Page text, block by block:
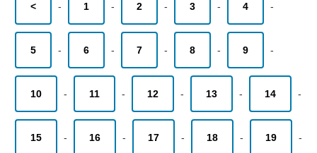
< - 1 - 2 - 3 - 4 -
5 - 6 - 7 - 8 - 9 -
10 - 11 - 12 - 13 - 14 -
15 - 16 - 17 - 18 - 19 -